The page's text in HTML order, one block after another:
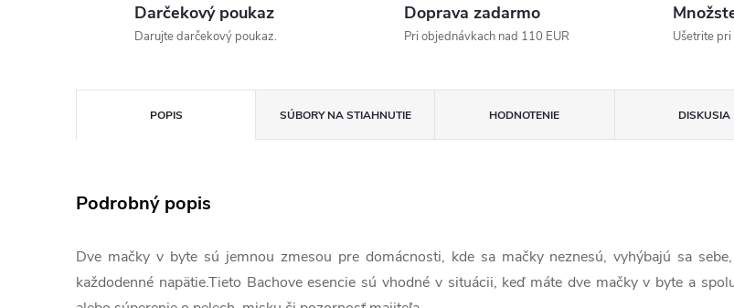
Darčekový poukaz
Darujte darčekový poukaz.
Doprava zadarmo
Pri objednávkach nad 110 EUR Ušetrite pri
POPIS SÚBORY NA STIAHNUTIE HODNOTENIE DISKUSIA
Podrobný popis
Dve mačky v byte sú jemnou zmesou pre domácnosti, kde sa mačky neznesú, vyhýbajú sa
každodenné napätie.Tieto Bachove esencie sú vhodné v situácii, keď máte dve mačky v byte a